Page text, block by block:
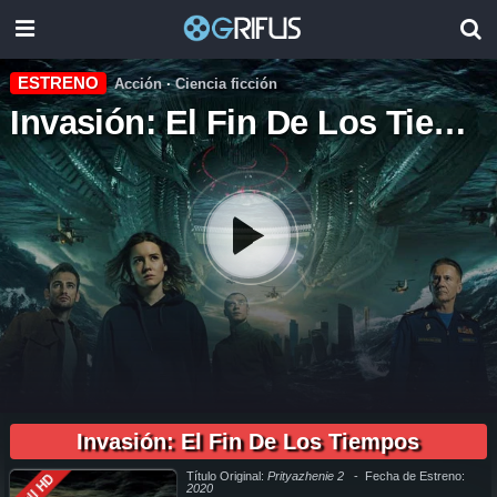
ESTRENO Acción·Ciencia ficción
Invasión: El Fin De Los Tiempos
en español, pelicula completa Invasión: El Fin De Los Tiempos en español latino, pelicula completa Invasión: El Fin De Los Tiempos audio latino, pelicula completa Invasión: El Fin De Los Tiempos
Invasión: El Fin De Los Tiempos pelicula completa en español, como ver y descargar Invasión: El Fin De Los Tiempos pelicula completa en español latino, ver Invasión: El Fin De Los Tiempos
pelicula completa en español, ver Invasión: El Fin De Los Tiempos pelicula completa en español latino, Invasión: El Fin De Los Tiempos pelicula completa audio latino, Invasión: El Fin De Los
Tiempos pelicula completa 2019, Invasión: El Fin De Los Tiempos pelicula completa en español, Invasión: El Fin De Los Tiempos pelicula completa en español latino, trailer Invasión: El Fin De Los
Tiempos, Invasión: El Fin De Los Tiempos trailer, ver trailer Invasión: El Fin De Los Tiempos español, trailer en español Invasión: El Fin De Los Tiempos, Invasión: El Fin De Los Tiempos trailer
español latino, Invasión: El Fin De Los Tiempos descargar torrent gratis, descargar pelicula completa Invasión: El Fin De Los Tiempos hd, descargar Invasión: El Fin De Los Tiempos pelicula
pelicula completa mega, descargar Invasión: El Fin De Los Tiempos pelicula completa gratis, Invasión: El Fin De Los Tiempos descargar pelicula completa gratis, Invasión: El Fin De Los Tiempos
descargar pelicula completa hd, descargar pelicula Invasión: El Fin De Los Tiempos gratis, descargar pelicula Invasión: El Fin De Los Tiempos completa, en Español, en Español Latino, en
Latino, ver Invasión: El Fin De Los Tiempos Online, ver gratis Invasión: El Fin De Los Tiempos online, ver pelicula Invasión: El Fin De Los Tiempos online, ver Invasión: El Fin De Los Tiempos
online megavideo, ver pelicula Invasión: El Fin De Los Tiempos online gratis, ver online Invasión: El Fin De Los Tiempos, Invasión: El Fin De Los Tiempos online ver pelicula, ver estreno Invasión:
El Fin De Los Tiempos online, Invasión: El Fin De Los Tiempos online ver, Invasión: El Fin De Los Tiempos ver online, Ver Pelicula Invasión: El Fin De Los Tiempos Español Latino, Pelicula
Invasión: El Fin De Los Tiempos
Título Original:Prityazhenie 2
- Fecha de Estreno:
2020